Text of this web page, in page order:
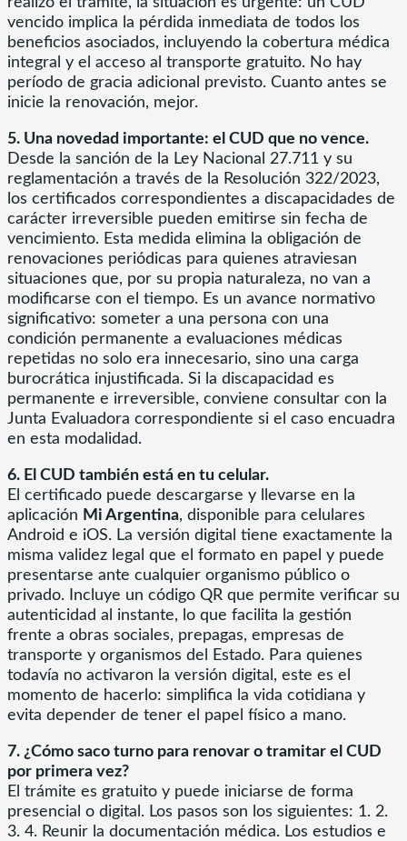
vencido implica la pérdida inmediata de todos los
beneficios asociados, incluyendo la cobertura médica
integral y el acceso al transporte gratuito. No hay
período de gracia adicional previsto. Cuanto antes se
inicie la renovación, mejor.
5. Una novedad importante: el CUD que no vence.
Desde la sanción de la Ley Nacional 27.711 y su
reglamentación a través de la Resolución 322/2023,
los certificados correspondientes a discapacidades de
carácter irreversible pueden emitirse sin fecha de
vencimiento. Esta medida elimina la obligación de
renovaciones periódicas para quienes atraviesan
situaciones que, por su propia naturaleza, no van a
modificarse con el tiempo. Es un avance normativo
significativo: someter a una persona con una
condición permanente a evaluaciones médicas
repetidas no solo era innecesario, sino una carga
burocrática injustificada. Si la discapacidad es
permanente e irreversible, conviene consultar con la
Junta Evaluadora correspondiente si el caso encuadra
en esta modalidad.
6. El CUD también está en tu celular.
El certificado puede descargarse y llevarse en la
aplicación Mi Argentina, disponible para celulares
Android e iOS. La versión digital tiene exactamente la
misma validez legal que el formato en papel y puede
presentarse ante cualquier organismo público o
privado. Incluye un código QR que permite verificar su
autenticidad al instante, lo que facilita la gestión
frente a obras sociales, prepagas, empresas de
transporte y organismos del Estado. Para quienes
todavía no activaron la versión digital, este es el
momento de hacerlo: simplifica la vida cotidiana y
evita depender de tener el papel físico a mano.
7. ¿Cómo saco turno para renovar o tramitar el CUD
por primera vez?
El trámite es gratuito y puede iniciarse de forma
presencial o digital. Los pasos son los siguientes: 1. 2.
3. 4. Reunir la documentación médica. Los estudios e